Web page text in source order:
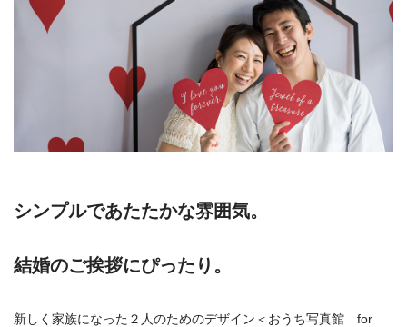
シンプルであたたかな雰囲気。
結婚のご挨拶にぴったり。
新しく家族になった２人のためのデザイン＜おうち写真館 for